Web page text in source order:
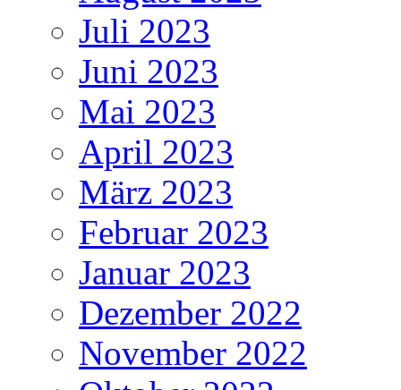
Juli 2023
Juni 2023
Mai 2023
April 2023
März 2023
Februar 2023
Januar 2023
Dezember 2022
November 2022